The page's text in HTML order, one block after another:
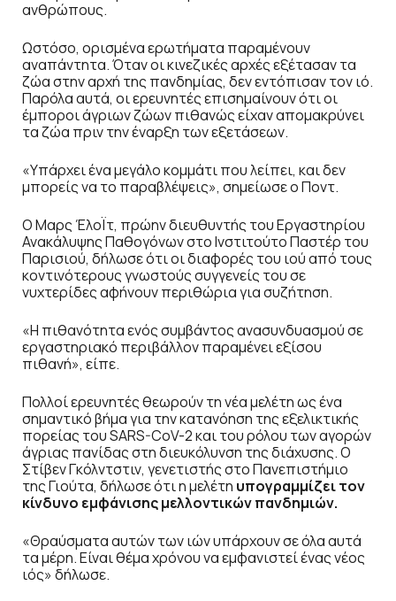
ανθρώπους.
Ωστόσο, ορισμένα ερωτήματα παραμένουν
αναπάντητα. Όταν οι κινεζικές αρχές εξέτασαν τα
ζώα στην αρχή της πανδημίας, δεν εντόπισαν τον ιό.
Παρόλα αυτά, οι ερευνητές επισημαίνουν ότι οι
έμποροι άγριων ζώων πιθανώς είχαν απομακρύνει
τα ζώα πριν την έναρξη των εξετάσεων.
«Υπάρχει ένα μεγάλο κομμάτι που λείπει, και δεν
μπορείς να το παραβλέψεις», σημείωσε ο Ποντ.
Ο Μαρς ΈλοΪτ, πρώην διευθυντής του Εργαστηρίου
Ανακάλυψης Παθογόνων στο Ινστιτούτο Παστέρ του
Παρισιού, δήλωσε ότι οι διαφορές του ιού από τους
κοντινότερους γνωστούς συγγενείς του σε
νυχτερίδες αφήνουν περιθώρια για συζήτηση.
«Η πιθανότητα ενός συμβάντος ανασυνδυασμού σε
εργαστηριακό περιβάλλον παραμένει εξίσου
πιθανή», είπε.
Πολλοί ερευνητές θεωρούν τη νέα μελέτη ως ένα
σημαντικό βήμα για την κατανόηση της εξελικτικής
πορείας του SARS-CoV-2 και του ρόλου των αγορών
άγριας πανίδας στη διευκόλυνση της διάχυσης. Ο
Στίβεν Γκόλντστιν, γενετιστής στο Πανεπιστήμιο
της Γιούτα, δήλωσε ότι η μελέτη υπογραμμίζει τον
κίνδυνο εμφάνισης μελλοντικών πανδημιών.
«Θραύσματα αυτών των ιών υπάρχουν σε όλα αυτά
τα μέρη. Είναι θέμα χρόνου να εμφανιστεί ένας νέος
ιός» δήλωσε.